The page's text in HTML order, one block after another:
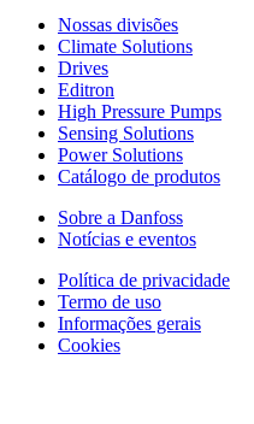
Nossas divisões
Climate Solutions
Drives
Editron
High Pressure Pumps
Sensing Solutions
Power Solutions
Catálogo de produtos
Sobre a Danfoss
Notícias e eventos
Política de privacidade
Termo de uso
Informações gerais
Cookies